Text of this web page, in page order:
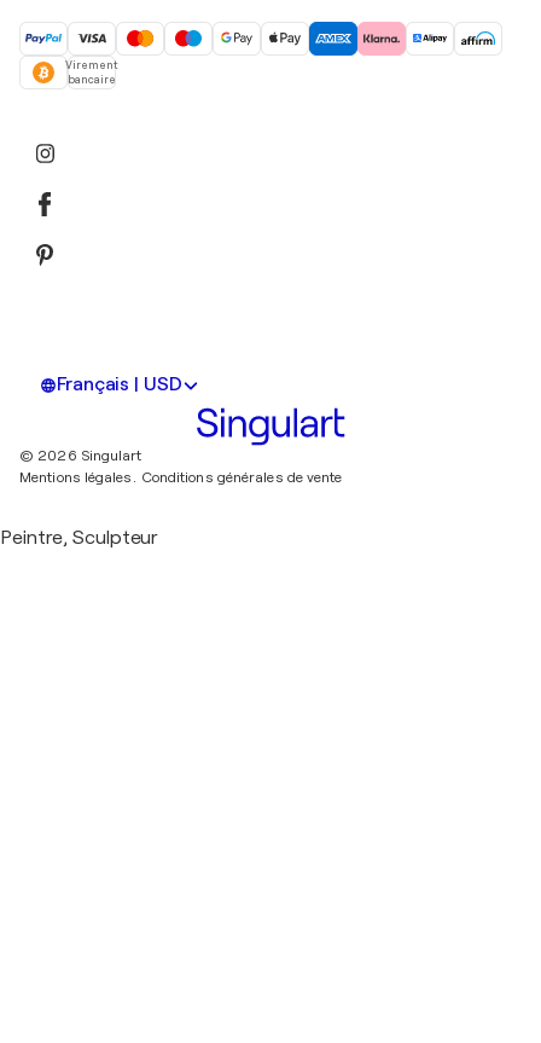
Virement
bancaire
Français | USD
© 2026 Singulart
Mentions légales. Conditions générales de vente
Peintre, Sculpteur